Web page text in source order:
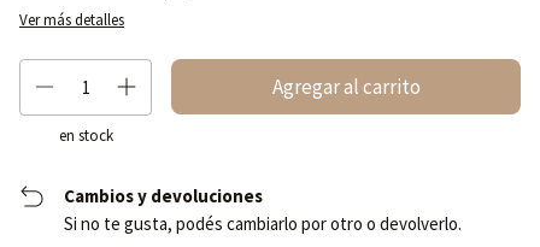
Ver más detalles
en stock
Cambios y devoluciones
Si no te gusta, podés cambiarlo por otro o devolverlo.